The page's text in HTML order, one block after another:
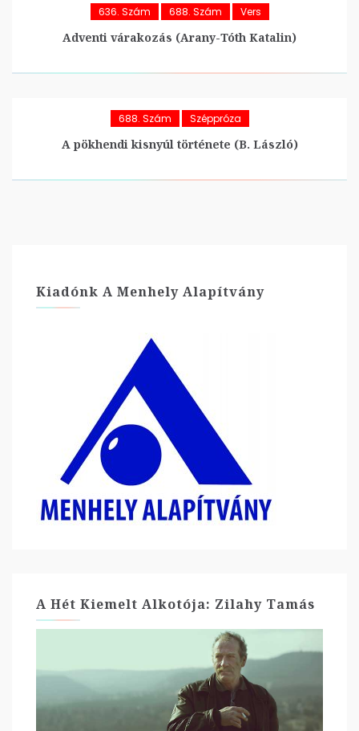
636. Szám 688. Szám Vers
Adventi várakozás (Arany-Tóth Katalin)
688. Szám Széppróza
A pökhendi kisnyúl története (B. László)
Kiadónk A Menhely Alapítvány
A Hét Kiemelt Alkotója: Zilahy Tamás